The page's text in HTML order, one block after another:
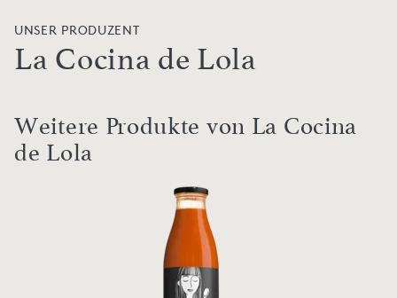
UNSER PRODUZENT
La Cocina de Lola
Weitere Produkte von La Cocina
de Lola